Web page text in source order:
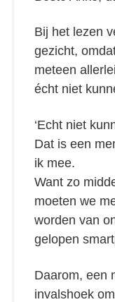
Bij het lezen
gezicht,
meteen
écht niet
‘Echt niet
Dat is een
ik mee.
Want zo
moeten we
worden van
gelopen
Daarom, een
invalshoek